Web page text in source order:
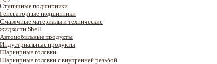
Ступичные подшипники
Генераторные подшипники
Смазочные материалы и технические
жидкости Shell
Автомобильные продукты
Индустриальные продукты
Шарнирные головки
Шарнирные головки с внутренней резьбой